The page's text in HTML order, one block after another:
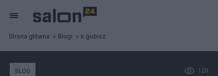
Strona główna Blogi k.gobisz
120
BLOG